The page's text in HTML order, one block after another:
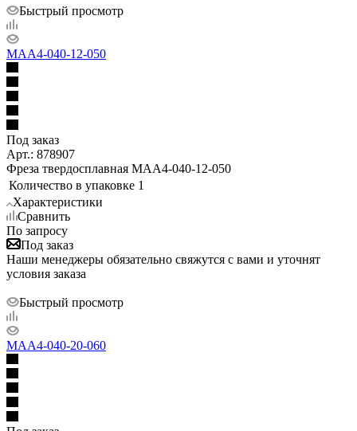
Быстрый просмотр
MAA4-040-12-050
Под заказ
Арт.: 878907
Фреза твердосплавная MAA4-040-12-050
Количество в упаковке 1
Характеристики
Сравнить
По запросу
Под заказ
Наши менеджеры обязательно свяжутся с вами и уточнят
условия заказа
Быстрый просмотр
MAA4-040-20-060